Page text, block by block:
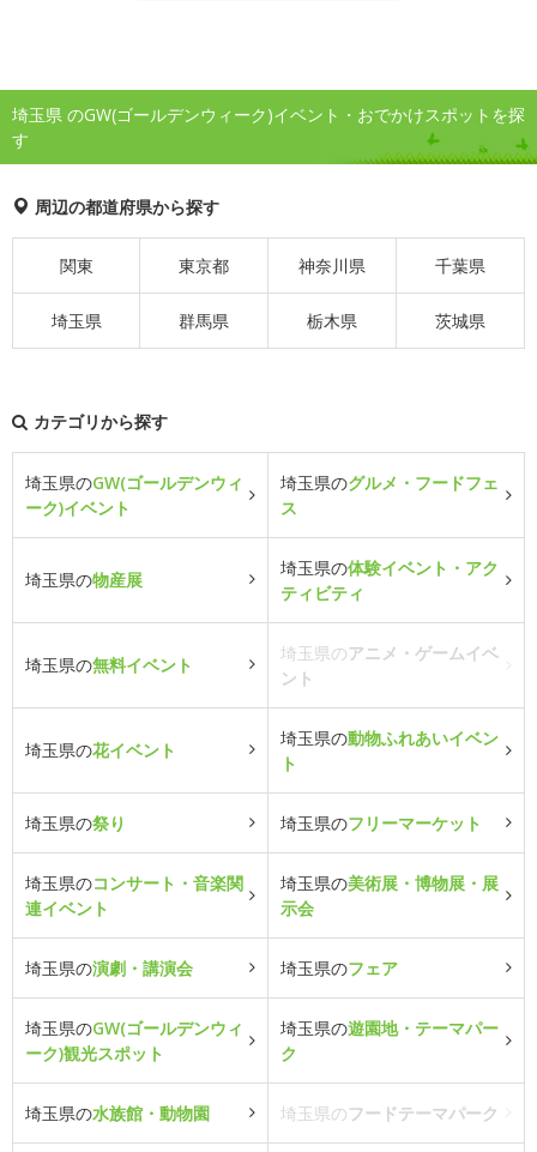
埼玉県 のGW(ゴールデンウィーク)イベント・おでかけスポットを探
す
周辺の都道府県から探す
関東 東京都 神奈川県 千葉県
埼玉県 群馬県 栃木県 茨城県
カテゴリから探す
埼玉県のGW(ゴールデンウィ
ーク)イベント
埼玉県のグルメ・フードフェ
ス
埼玉県の物産展
埼玉県の体験イベント・アク
ティビティ
埼玉県の無料イベント
埼玉県のアニメ・ゲームイベ
ント
埼玉県の花イベント
埼玉県の動物ふれあいイベン
ト
埼玉県の祭り 埼玉県のフリーマーケット
埼玉県のコンサート・音楽関
連イベント
埼玉県の美術展・博物展・展
示会
埼玉県の演劇・講演会 埼玉県のフェア
埼玉県のGW(ゴールデンウィ
ーク)観光スポット
埼玉県の遊園地・テーマパー
ク
埼玉県の水族館・動物園 埼玉県のフードテーマパーク